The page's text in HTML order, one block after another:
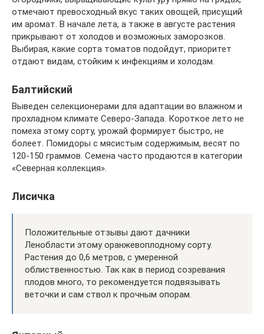
отмечают превосходный вкус таких овощей, присущий
им аромат. В начале лета, а также в августе растения
прикрывают от холодов и возможных заморозков.
Выбирая, какие сорта томатов подойдут, приоритет
отдают видам, стойким к инфекциям и холодам.
Балтийский
Выведен селекционерами для адаптации во влажном и
прохладном климате Северо-Запада. Короткое лето не
помеха этому сорту, урожай формирует быстро, не
болеет. Помидоры с мясистым содержимым, весят по
120-150 граммов. Семена часто продаются в категории
«Северная коллекция».
Лисичка
Положительные отзывы дают дачники
Ленобласти этому оранжевоплодному сорту.
Растения до 0,6 метров, с умеренной
облиственностью. Так как в период созревания
плодов много, то рекомендуется подвязывать
веточки и сам ствол к прочным опорам.